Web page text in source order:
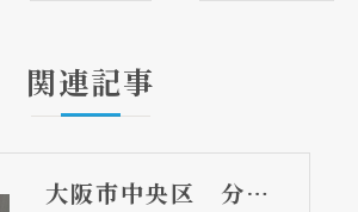
関連記事
大阪市中央区 分譲マンションの給湯器取替リフォーム工事 UV除菌機能搭載給湯器